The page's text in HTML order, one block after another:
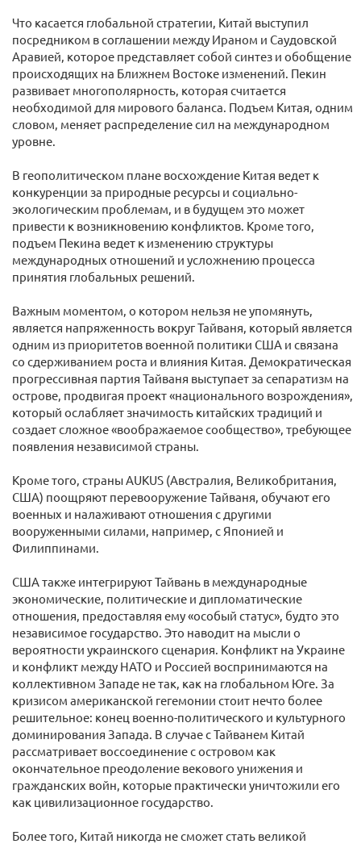
Что касается глобальной стратегии, Китай выступил
посредником в соглашении между Ираном и Саудовской
Аравией, которое представляет собой синтез и обобщение
происходящих на Ближнем Востоке изменений. Пекин
развивает многополярность, которая считается
необходимой для мирового баланса. Подъем Китая, одним
словом, меняет распределение сил на международном
уровне.
В геополитическом плане восхождение Китая ведет к
конкуренции за природные ресурсы и социально-
экологическим проблемам, и в будущем это может
привести к возникновению конфликтов. Кроме того,
подъем Пекина ведет к изменению структуры
международных отношений и усложнению процесса
принятия глобальных решений.
Важным моментом, о котором нельзя не упомянуть,
является напряженность вокруг Тайваня, который является
одним из приоритетов военной политики США и связана
со сдерживанием роста и влияния Китая. Демократическая
прогрессивная партия Тайваня выступает за сепаратизм на
острове, продвигая проект «национального возрождения»,
который ослабляет значимость китайских традиций и
создает сложное «воображаемое сообщество», требующее
появления независимой страны.
Кроме того, страны AUKUS (Австралия, Великобритания,
США) поощряют перевооружение Тайваня, обучают его
военных и налаживают отношения с другими
вооруженными силами, например, с Японией и
Филиппинами.
США также интегрируют Тайвань в международные
экономические, политические и дипломатические
отношения, предоставляя ему «особый статус», будто это
независимое государство. Это наводит на мысли о
вероятности украинского сценария. Конфликт на Украине
и конфликт между НАТО и Россией воспринимаются на
коллективном Западе не так, как на глобальном Юге. За
кризисом американской гегемонии стоит нечто более
решительное: конец военно-политического и культурного
доминирования Запада. В случае с Тайванем Китай
рассматривает воссоединение с островом как
окончательное преодоление векового унижения и
гражданских войн, которые практически уничтожили его
как цивилизационное государство.
Более того, Китай никогда не сможет стать великой